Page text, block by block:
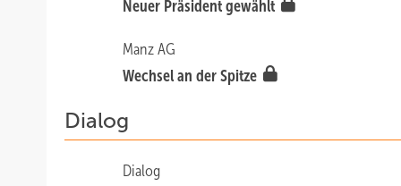
Neuer Präsident gewählt
Manz AG
Wechsel an der Spitze
Dialog
Dialog